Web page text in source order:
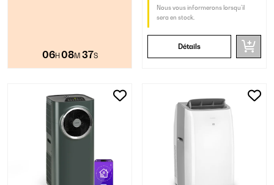
06H 08M 35S
Nous vous informerons lorsqu’il
sera en stock.
Détails